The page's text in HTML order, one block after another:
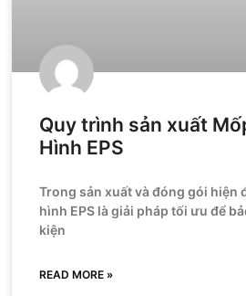
Quy trình sản xuất
Hình EPS
Trong sản xuất và đóng gói hiện
hình EPS là giải pháp tối ưu để
kiện
READ MORE »